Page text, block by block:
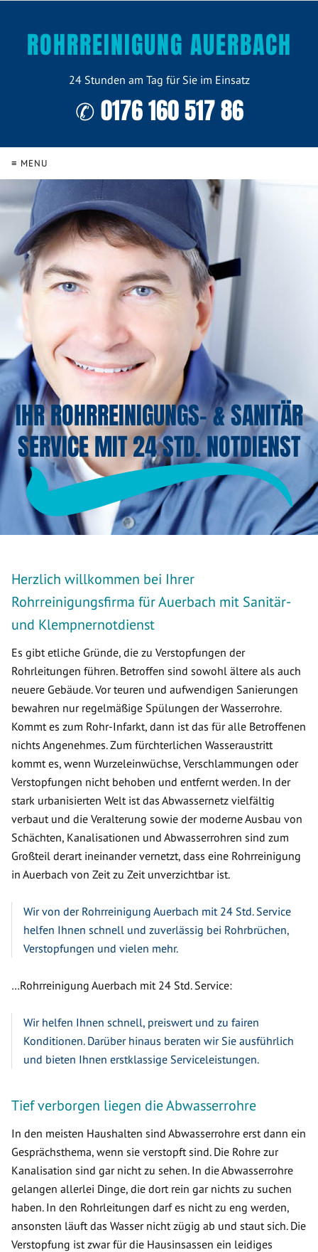
ROHRREINIGUNG AUERBACH
24 Stunden am Tag für Sie im Einsatz
✆ 0176 160 517 86
≡ MENU
IHR ROHRREINIGUNGS- & SANITÄR
SERVICE MIT 24 STD. NOTDIENST
Herzlich willkommen bei Ihrer
Rohrreinigungsfirma für Auerbach mit Sanitär-
und Klempnernotdienst
Es gibt etliche Gründe, die zu Verstopfungen der
Rohrleitungen führen. Betroffen sind sowohl ältere als auch
neuere Gebäude. Vor teuren und aufwendigen Sanierungen
bewahren nur regelmäßige Spülungen der Wasserrohre.
Kommt es zum Rohr-Infarkt, dann ist das für alle Betroffenen
nichts Angenehmes. Zum fürchterlichen Wasseraustritt
kommt es, wenn Wurzeleinwüchse, Verschlammungen oder
Verstopfungen nicht behoben und entfernt werden. In der
stark urbanisierten Welt ist das Abwassernetz vielfältig
verbaut und die Veralterung sowie der moderne Ausbau von
Schächten, Kanalisationen und Abwasserrohren sind zum
Großteil derart ineinander vernetzt, dass eine Rohrreinigung
in Auerbach von Zeit zu Zeit unverzichtbar ist.
Wir von der Rohrreinigung Auerbach mit 24 Std. Service
helfen Ihnen schnell und zuverlässig bei Rohrbrüchen,
Verstopfungen und vielen mehr.
…Rohrreinigung Auerbach mit 24 Std. Service:
Wir helfen Ihnen schnell, preiswert und zu fairen
Konditionen. Darüber hinaus beraten wir Sie ausführlich
und bieten Ihnen erstklassige Serviceleistungen.
Tief verborgen liegen die Abwasserrohre
In den meisten Haushalten sind Abwasserrohre erst dann ein
Gesprächsthema, wenn sie verstopft sind. Die Rohre zur
Kanalisation sind gar nicht zu sehen. In die Abwasserrohre
gelangen allerlei Dinge, die dort rein gar nichts zu suchen
haben. In den Rohrleitungen darf es nicht zu eng werden,
ansonsten läuft das Wasser nicht zügig ab und staut sich. Die
Verstopfung ist zwar für die Hausinsassen ein leidiges